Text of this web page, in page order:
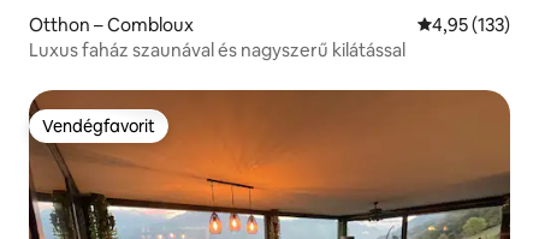
Otthon – Combloux Átlagos
4,95 (133)
Luxus faház szaunával és nagyszerű kilátással
Vendégfavorit
Vendégfavorit